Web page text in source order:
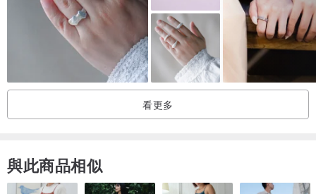
設計的陶瓷戒指組成，能為您的雙手增添滿滿的個性。每一件皆為手
工捏塑、上色，並經過兩次高溫（最高達 1240°C）燒製。這會是讓
您每次看到手指時都感到愉悅的戒指。
尺寸建議：此為兩件式戒指，為確保配戴舒適，建議選擇比您平常配
尺寸表參考。)
看更多
與此商品相似